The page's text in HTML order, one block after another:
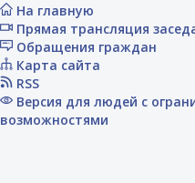
На главную
Прямая трансляция
Обращения граждан
Карта сайта
RSS
Версия для людей с
возможностями